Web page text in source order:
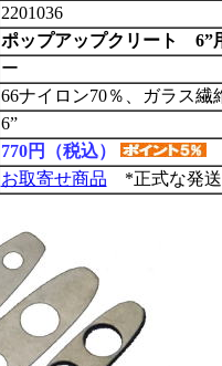
2201036
ポップアップクリート 6”
ー
66ナイロン70％、ガラス繊
6”
770円（税込）
お取寄せ商品 *正式な発送